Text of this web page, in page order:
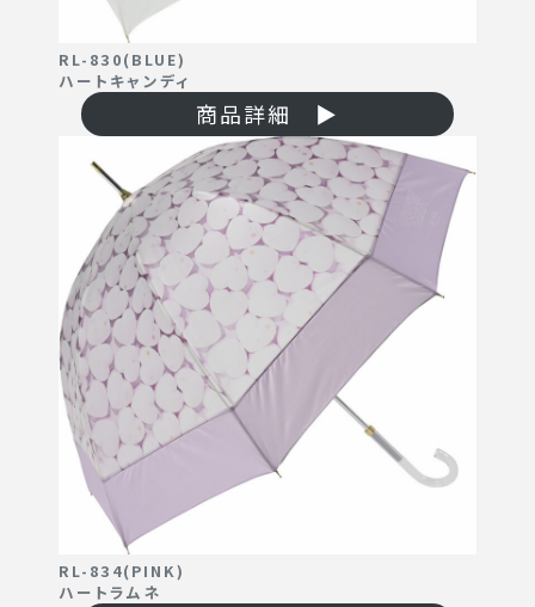
私たちについて
Brand
News
お知らせ
Recruit
採用情報
Contact
お問い合わせ
Online Store
オンラインストア
RL-830(BLUE)
ハートキャンディ
商品詳細 ▶
RL-834(PINK)
ハートラムネ